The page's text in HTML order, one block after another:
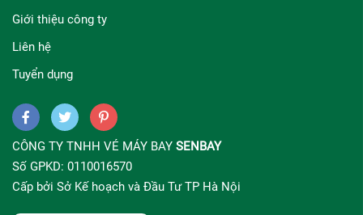
Giới thiệu công ty
Liên hệ
Tuyển dụng
CÔNG TY TNHH VÉ MÁY BAY SENBAY
Số GPKD: 0110016570
Cấp bởi Sở Kế hoạch và Đầu Tư TP Hà Nội